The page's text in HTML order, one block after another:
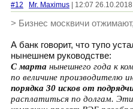
#12 Mr. Maximus | 12:07
> Бизнес москвичи отжимают,
А банк говорит, что тупо
нынешнем руководстве:
С марта нынешнего года к
по величине производителю
порядка 30 исков от
расплатиться по долгам.